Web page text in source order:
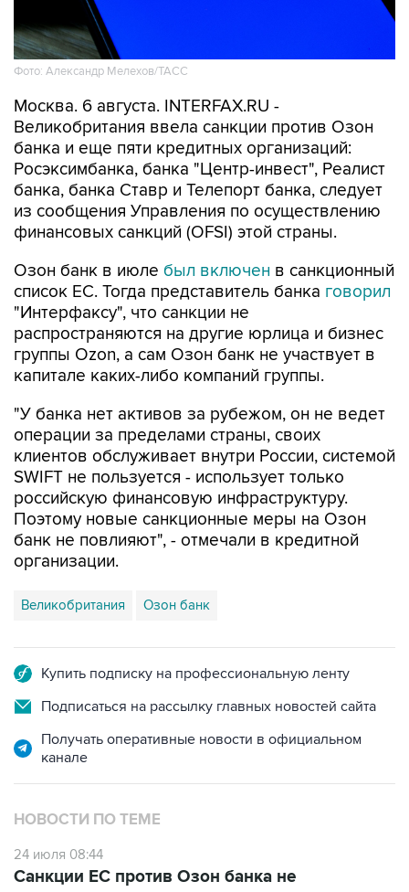
Фото: Александр Мелехов/ТАСС
Москва. 6 августа. INTERFAX.RU -
банка и еще пяти кредитных организаций:
Росэксимбанка, банка "Центр-инвест", Реалист
банка, банка Ставр и Телепорт банка, следует
из сообщения Управления по осуществлению
финансовых санкций (OFSI) этой страны.
Озон банк в июлебыл включенв санкционный
"Интерфаксу", что санкции не
распространяются на другие юрлица и бизнес
группы Ozon, а сам Озон банк не участвует в
капитале каких-либо компаний группы.
"У банка нет активов за рубежом, он не ведет
клиентов обслуживает внутри России, системой
SWIFT не пользуется - использует только
российскую финансовую инфраструктуру.
Поэтому новые санкционные меры на Озон
банк не повлияют", - отмечали в кредитной
организации.
Великобритания
Подписаться на рассылку главных новостей сайта
Получать оперативные новости в официальном
НОВОСТИ ПО ТЕМЕ
24 июля 08:44
распространяются на другие юрлица группы
Ozon